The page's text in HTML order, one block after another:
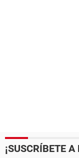
¡SUSCRÍBETE